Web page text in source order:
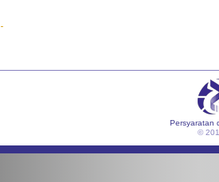
Persyaratan
©